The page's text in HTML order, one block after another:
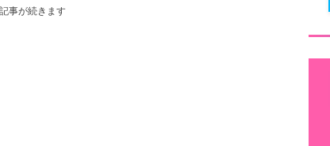
事が続きます